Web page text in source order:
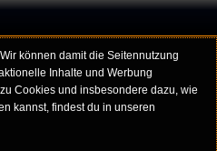
können damit die Seitennutzung
Inhalte und Werbung
Cookies und insbesondere dazu, wie
kannst, findest du in unseren